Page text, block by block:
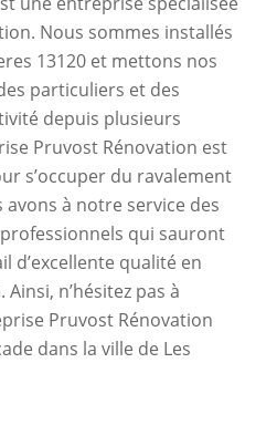
Nous sommes installés
13120 et mettons nos
particuliers et des
depuis plusieurs
Pruvost Rénovation est
s’occuper du ravalement
à notre service des
qui sauront
d’excellente qualité en
n’hésitez pas à
Pruvost Rénovation
dans la ville de Les